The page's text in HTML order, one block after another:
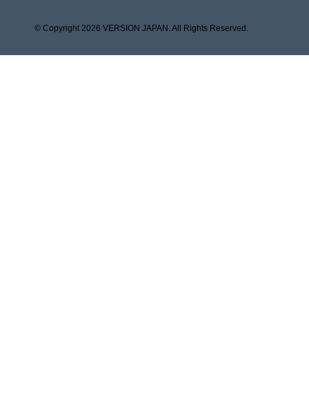
© Copyright 2026 VERSION JAPAN. All Rights Reserved.